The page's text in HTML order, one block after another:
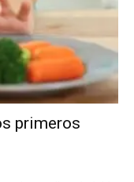
primeros